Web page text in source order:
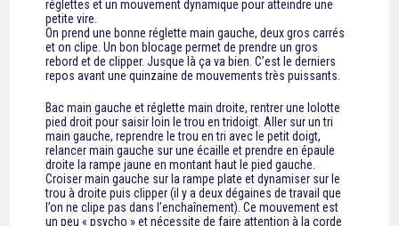
réglettes et un mouvement dynamique pour atteindre une
petite vire.
On prend une bonne réglette main gauche, deux gros carrés
et on clipe. Un bon blocage permet de prendre un gros
rebord et de clipper. Jusque là ça va bien. C’est le derniers
repos avant une quinzaine de mouvements très puissants.
Bac main gauche et réglette main droite, rentrer une lolotte
pied droit pour saisir loin le trou en tridoigt. Aller sur un tri
main gauche, reprendre le trou en tri avec le petit doigt,
relancer main gauche sur une écaille et prendre en épaule
droite la rampe jaune en montant haut le pied gauche.
Croiser main gauche sur la rampe plate et dynamiser sur le
trou à droite puis clipper (il y a deux dégaines de travail que
l’on ne clipe pas dans l’enchaînement). Ce mouvement est
un peu « psycho » et nécessite de faire attention à la corde